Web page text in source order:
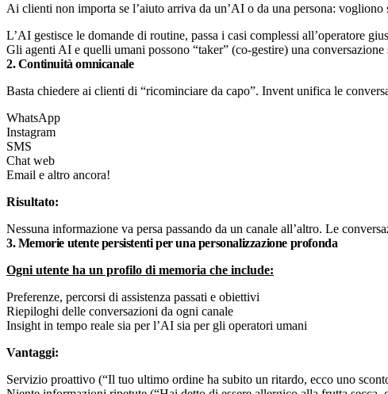
Ai clienti non importa se l’aiuto arriva da un’AI o da una persona: vogliono
L’AI gestisce le domande di routine, passa i casi complessi all’operatore
Gli agenti AI e quelli umani possono “taker” (co-gestire) una conversazione
2. Continuità omnicanale
Basta chiedere ai clienti di “ricominciare da capo”. Invent unifica le
WhatsApp
Instagram
SMS
Chat web
Email e altro ancora!
Risultato:
Nessuna informazione va persa passando da un canale all’altro. Le
3. Memorie utente persistenti per una personalizzazione profonda
Ogni utente ha un profilo di memoria che include:
Preferenze, percorsi di assistenza passati e obiettivi
Riepiloghi delle conversazioni da ogni canale
Insight in tempo reale sia per l’AI sia per gli operatori umani
Vantaggi:
Servizio proattivo (“Il tuo ultimo ordine ha subito un ritardo, ecco uno